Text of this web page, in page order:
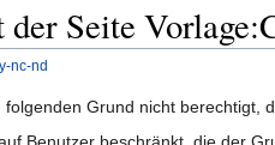
Seite
nc-nd
folgenden Grund nicht berechtigt,